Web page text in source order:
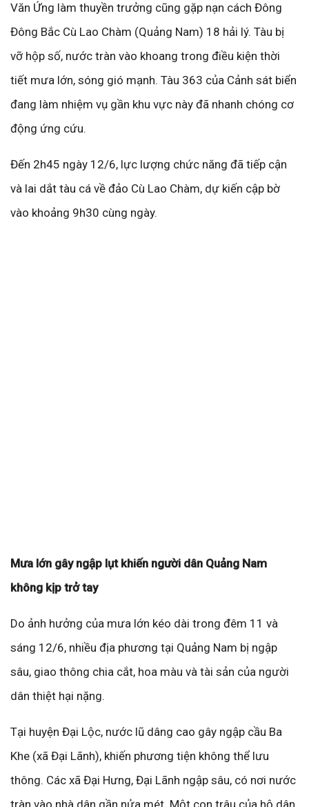
Văn Ứng làm thuyền trưởng cũng gặp nạn cách Đông
Đông Bắc Cù Lao Chàm (Quảng Nam) 18 hải lý. Tàu bị
vỡ hộp số, nước tràn vào khoang trong điều kiện thời
tiết mưa lớn, sóng gió mạnh. Tàu 363 của Cảnh sát biển
đang làm nhiệm vụ gần khu vực này đã nhanh chóng cơ
động ứng cứu.
Đến 2h45 ngày 12/6, lực lượng chức năng đã tiếp cận
và lai dắt tàu cá về đảo Cù Lao Chàm, dự kiến cập bờ
vào khoảng 9h30 cùng ngày.
Mưa lớn gây ngập lụt khiến người dân Quảng Nam
không kịp trở tay
Do ảnh hưởng của mưa lớn kéo dài trong đêm 11 và
sáng 12/6, nhiều địa phương tại Quảng Nam bị ngập
sâu, giao thông chia cắt, hoa màu và tài sản của người
dân thiệt hại nặng.
Tại huyện Đại Lộc, nước lũ dâng cao gây ngập cầu Ba
Khe (xã Đại Lãnh), khiến phương tiện không thể lưu
thông. Các xã Đại Hưng, Đại Lãnh ngập sâu, có nơi nước
tràn vào nhà dân gần nửa mét. Một con trâu của hộ dân